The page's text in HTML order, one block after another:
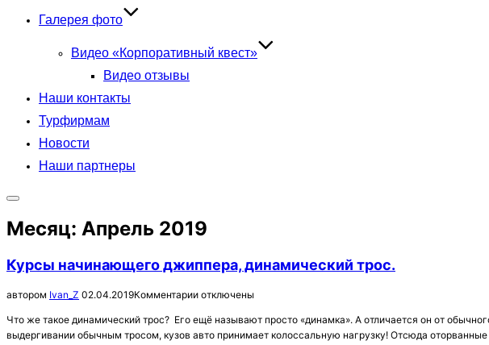
Галерея фото
Видео «Корпоративный квест»
Видео отзывы
Наши контакты
Турфирмам
Новости
Наши партнеры
боковую
панель
навигацию
Месяц: Апрель 2019
Курсы начинающего джиппера, динамический трос.
автором Ivan_Z Опубликовано
02.04.2019Комментарии отключены
Что же такое динамический трос? Его ещё называют просто «динамка». А отличается он от
выдергивании обычным тросом, кузов авто принимает колоссальную нагрузку! Отсюда